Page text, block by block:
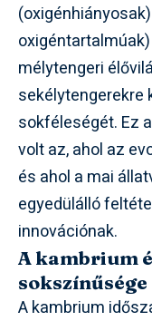
mélytengeri
sekélytengerekre
sokféleségét. Ez
volt az, ahol az
és ahol a mai
egyedülálló
innovációnak.
A kambrium
sokszínűsége
A kambrium